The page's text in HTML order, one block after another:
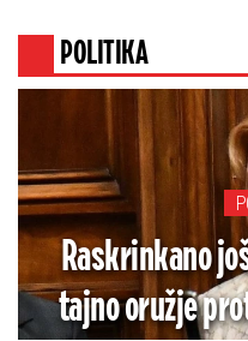
POLITIKA
Raskrinkano
tajno oružje